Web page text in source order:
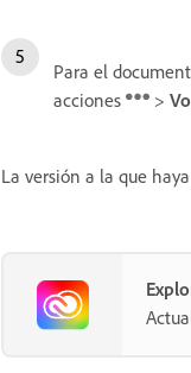
Para el
acciones
>
La versión a la que